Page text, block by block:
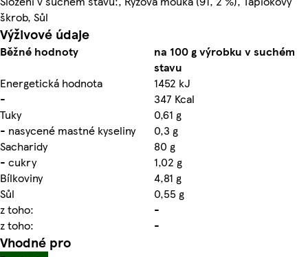
škrob, Sůl
Výživové údaje
Běžné hodnoty
na 100 g výrobku v suchém
stavu
Energetická hodnota
1452 kJ
-
347 Kcal
Tuky
0,61 g
- nasycené mastné kyseliny
0,3 g
Sacharidy
80 g
- cukry
1,02 g
Bílkoviny
4,81 g
Sůl
0,55 g
z toho:
-
z toho:
-
Vhodné pro